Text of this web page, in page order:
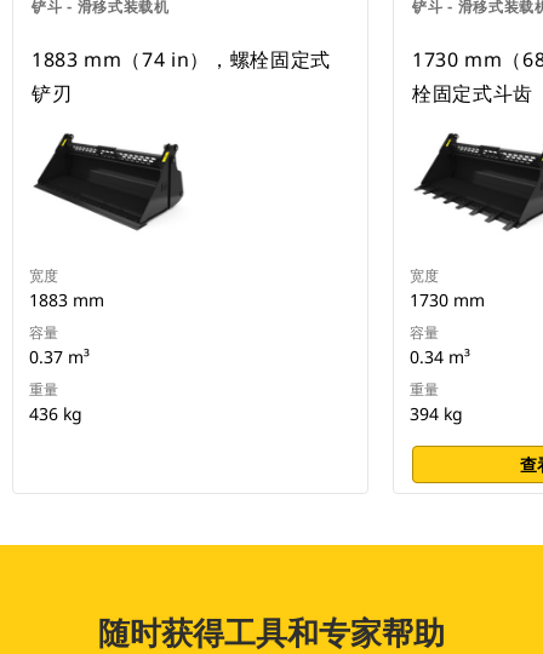
铲斗 - 滑移式装载机
1883 mm（74 in），螺栓固定式
铲刃
宽度
1883 mm
容量
0.37 m³
重量
436 kg
铲斗 - 滑移式装载
1730 mm（
栓固定式斗齿
宽度
1730 mm
容量
0.34 m³
重量
394 kg
查
随时获得工具和专家帮助